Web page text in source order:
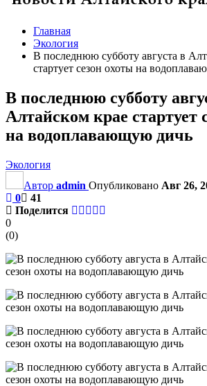
Главная
Экология
В последнюю субботу августа в
стартует сезон охоты на
В последнюю субботу
Алтайском крае стартует
на водоплавающую дичь
Экология
Автор admin Опубликовано Авг 26,
0
41
Поделится
0
(0)